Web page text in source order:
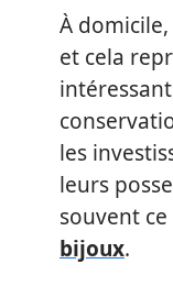
À domicile,
et cela
les
leurs
souvent ce
bijoux.